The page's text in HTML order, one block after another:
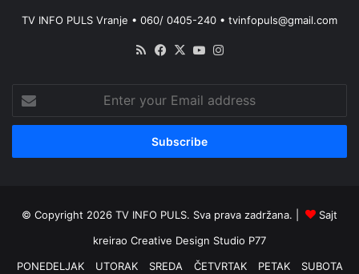
TV INFO PULS Vranje • 060/ 0405-240 • tvinfopuls@gmail.com
RSS Facebook
X YouTube
your
Email
© Copyright 2026 TV INFO PULS. Sva prava zadržana. |
Sajt
kreirao Creative Design Studio P77
PONEDELJAK
UTORAK SREDA ČETVRTAK PETAK SUBOTA